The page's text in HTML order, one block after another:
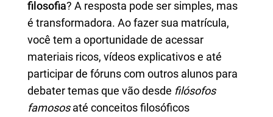
filosofia? A resposta pode ser simples, mas
é transformadora. Ao fazer sua matrícula,
você tem a oportunidade de acessar
materiais ricos, vídeos explicativos e até
participar de fóruns com outros alunos para
debater temas que vão desde filósofos
famososaté conceitos filosóficos